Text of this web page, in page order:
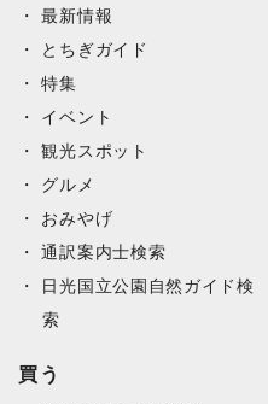
最新情報
とちぎガイド
特集
イベント
観光スポット
グルメ
おみやげ
通訳案内士検索
日光国立公園自然ガイド検
索
買う